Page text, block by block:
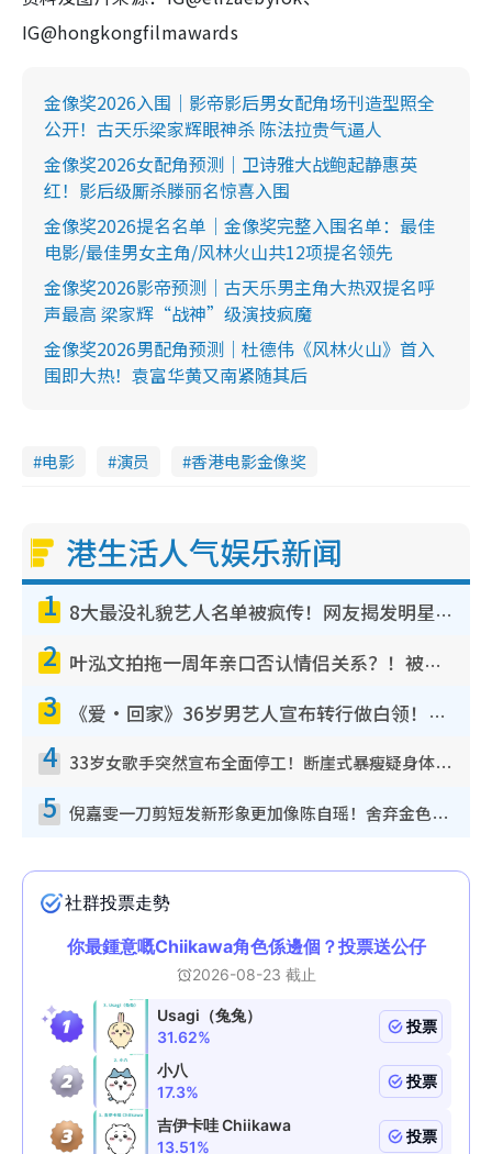
IG@hongkongfilmawards
金像奖2026入围｜影帝影后男女配角场刊造型照全
公开！古天乐梁家辉眼神杀 陈法拉贵气逼人
金像奖2026女配角预测｜卫诗雅大战鲍起静惠英
红！影后级厮杀滕丽名惊喜入围
金像奖2026提名名单｜金像奖完整入围名单：最佳
电影/最佳男女主角/风林火山共12项提名领先
金像奖2026影帝预测｜古天乐男主角大热双提名呼
声最高 梁家辉“战神”级演技疯魔
金像奖2026男配角预测｜杜德伟《风林火山》首入
围即大热！袁富华黄又南紧随其后
电影 演员 香港电影金像奖
港生活人气娱乐新闻
1 8大最没礼貌艺人名单被疯传！网友揭发明星真面目，一致数落这一位是无品天花板？
2 叶泓文拍拖一周年亲口否认情侣关系？！被质疑感情造假竟称GM“普通同事”
3 《爱·回家》36岁男艺人宣布转行做白领！卸下艺人身份回归素人平淡生活
4 33岁女歌手突然宣布全面停工！断崖式暴瘦疑身体亮红灯！声明曝：将暂时淡出
5 倪嘉雯一刀剪短发新形象更加像陈自瑶！舍弃金色长发造型气质大变超惊喜